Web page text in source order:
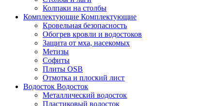
Колпаки на столбы
Комплектующие Комплектующие
Кровельная безопасность
Обогрев кровли и водостоков
Защита от мха, насекомых
Метизы
Софиты
Плиты OSB
Отмотка и плоский лист
Водосток Водосток
Металлический водосток
Пластиковый водосток